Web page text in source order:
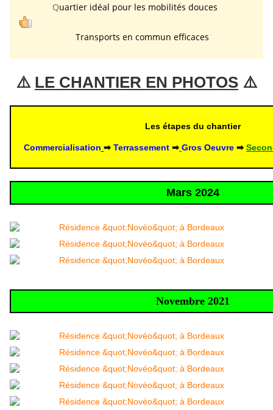
Quartier idéal pour les mobilités douces
Transports en commun efficaces
⚠️ LE CHANTIER EN PHOTOS ⚠️
Les étapes du chantier
Commercialisation ➡ Terrassement ➡ Gros Oeuvre ➡
Mars 2024
Novembre 2021